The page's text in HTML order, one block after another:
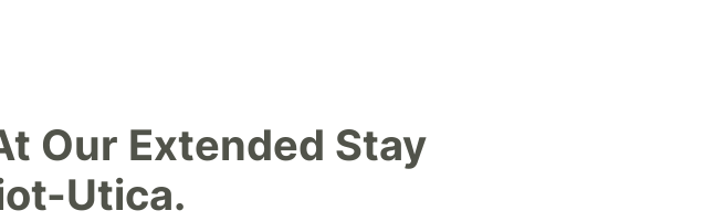
Our Extended Stay
Utica.